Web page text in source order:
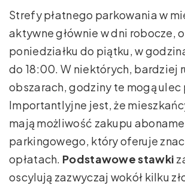
Strefy płatnego parkowania w
aktywne głównie w dni robocze,
poniedziałku do piątku, w
do 18:00. W niektórych, bardziej
obszarach, godziny te mogą ulec
Importantlyjne jest, że
mają możliwość zakupu
parkingowego, który oferuje
opłatach. Podstawowe stawki
oscylują zazwyczaj wokół kilku